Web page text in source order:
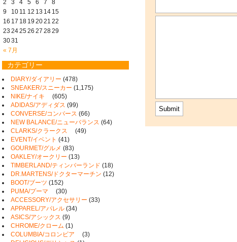
« 7月
2
3 4 5 6 7
8
9
10 11 12 13 14 15
16 17 18 19 2021 22
23 242526 27 2829
3031
カテゴリー
DIARY/ダイアリー (478)
SNEAKER/スニーカー (1,175)
NIKE/ナイキ
(605)
ADIDAS/アディダス (99)
CONVERSE/コンバース (66)
NEW BALANCE/ニューバランス (64)
CLARKS/クラークス
(49)
EVENT/イベント (41)
GOURMET/グルメ (83)
OAKLEY/オークリー (13)
TIMBERLAND/ティンバーランド (18)
DR.MARTENS/ドクターマーチン (12)
BOOT/ブーツ (152)
PUMA/プーマ
(30)
ACCESSORY/アクセサリー (33)
APPAREL/アパレル (34)
ASICS/アシックス (9)
CHROME/クローム (1)
COLUMBIA/コロンビア
(3)